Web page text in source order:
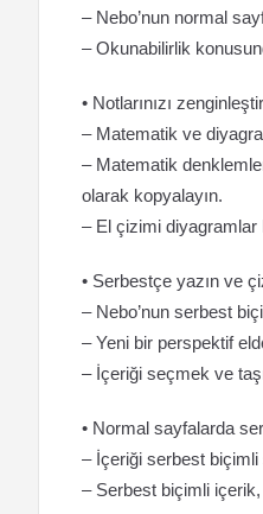
– Nebo’nun normal
– Okunabilirlik
• Notlarınızı
– Matematik ve
– Matematik
olarak kopyalayın.
– El çizimi diyagramlar
• Serbestçe yazın ve
– Nebo’nun serbest
– Yeni bir perspektif
– İçeriği seçmek ve
• Normal sayfalarda
– İçeriği serbest
– Serbest biçimli içerik,